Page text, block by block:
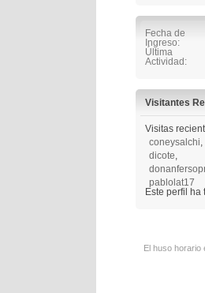
Fecha de
Ingreso
Última
Actividad
Visitantes
Visitas
coneysalchi
dicote
pablolat17
Este perfil ha
El huso horario